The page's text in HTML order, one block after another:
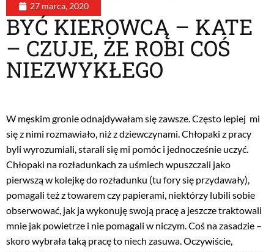
27 marca, 2020
BYĆ KIEROWCĄ – KATE
– CZUJE, ŻE ROBI COŚ
NIEZWYKŁEGO
W męskim gronie odnajdywałam się zawsze. Często lepiej mi
się z nimi rozmawiało, niż z dziewczynami. Chłopaki z pracy
byli wyrozumiali, starali się mi pomóc i jednocześnie uczyć.
Chłopaki na rozładunkach za uśmiech wpuszczali jako
pierwszą w kolejkę do rozładunku (tu fory się przydawały),
pomagali też z towarem czy papierami, niektórzy lubili sobie
obserwować, jak ja wykonuję swoją pracę a jeszcze traktowali
mnie jak powietrze i nie pomagali w niczym. Coś na zasadzie –
skoro wybrała taką pracę to niech zasuwa. Oczywiście,